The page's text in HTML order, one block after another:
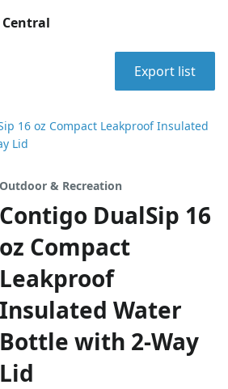
Central
Export list
16 oz Compact Leakproof Insulated
Lid
Outdoor & Recreation
Contigo DualSip 16
oz Compact
Leakproof
Insulated Water
Bottle with 2-Way
Lid